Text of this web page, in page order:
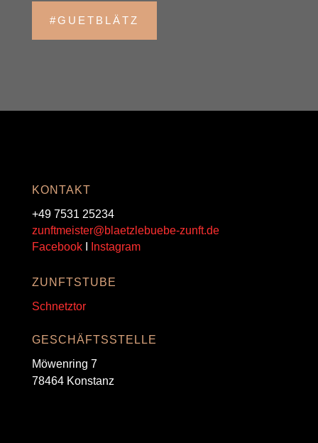
#GUETBLÄTZ
KONTAKT
+49 7531 25234
zunftmeister@blaetzlebuebe-zunft.de
FacebookI Instagram
ZUNFTSTUBE
Schnetztor
GESCHÄFTSSTELLE
Möwenring 7
78464 Konstanz